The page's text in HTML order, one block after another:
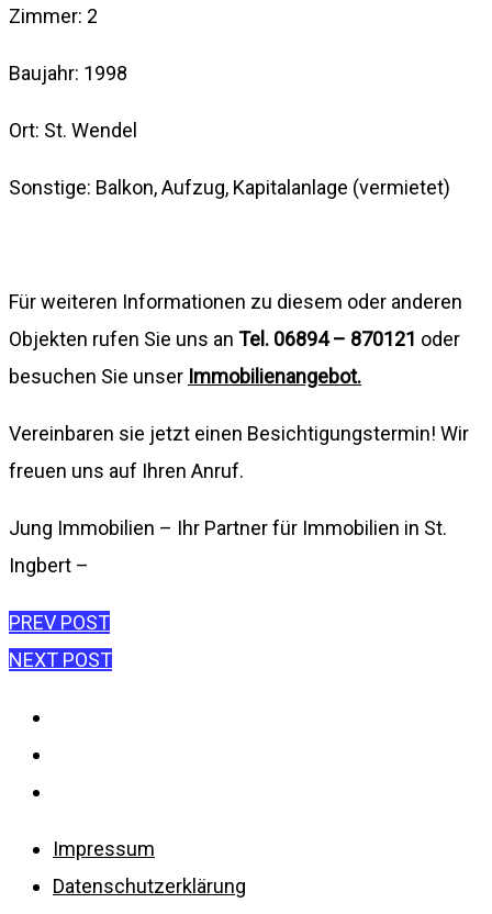
Zimmer: 2
Baujahr: 1998
Ort: St. Wendel
Sonstige: Balkon, Aufzug, Kapitalanlage (vermietet)
Für weiteren Informationen zu diesem oder anderen
Objekten rufen Sie uns an Tel. 06894 – 870121 oder
besuchen Sie unser Immobilienangebot.
Vereinbaren sie jetzt einen Besichtigungstermin! Wir
freuen uns auf Ihren Anruf.
Jung Immobilien – Ihr Partner für Immobilien in St.
Ingbert –
Beitragsnavigation
PREV POST
NEXT POST
Impressum
Datenschutzerklärung